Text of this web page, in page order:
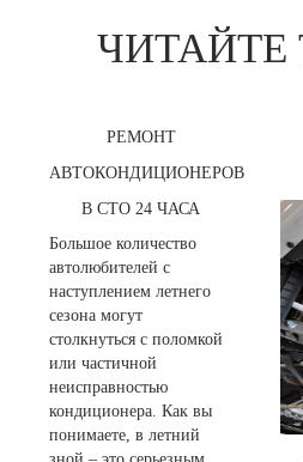
ЧИТАЙТЕ
РЕМОНТ
АВТОКОНДИЦИОНЕРОВ
В СТО 24 ЧАСА
Большое количество
автолюбителей с
наступлением летнего
сезона могут
столкнуться с поломкой
или частичной
неисправностью
кондиционера. Как вы
понимаете, в летний